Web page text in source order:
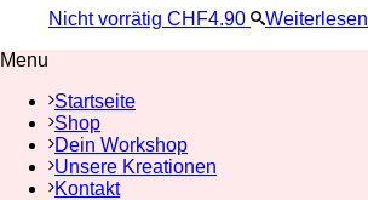
Nicht vorrätig CHF4.90
Weiterlesen
Menu
Startseite
Shop
Dein Workshop
Unsere Kreationen
Kontakt